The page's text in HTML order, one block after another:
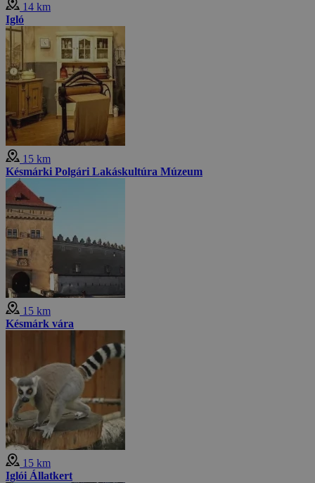
14 km
Igló
15 km
Késmárki Polgári Lakáskultúra Múzeum
15 km
Késmárk vára
15 km
Iglói Állatkert